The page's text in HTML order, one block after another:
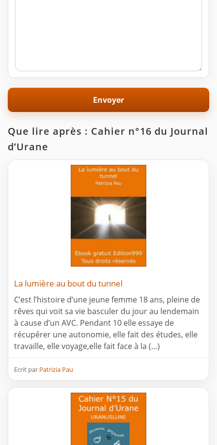
Que lire après : Cahier n°16 du Journal
d’Urane
La lumière au bout du tunnel
C’est l’histoire d’une jeune femme 18 ans, pleine de
rêves qui voit sa vie basculer du jour au lendemain
à cause d’un AVC. Pendant 10 elle essaye de
récupérer une autonomie, elle fait des études, elle
travaille, elle voyage,elle fait face à la (…)
Ecrit par Patrizia Pau